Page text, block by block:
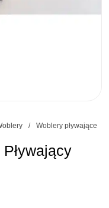
/
Woblery pływające